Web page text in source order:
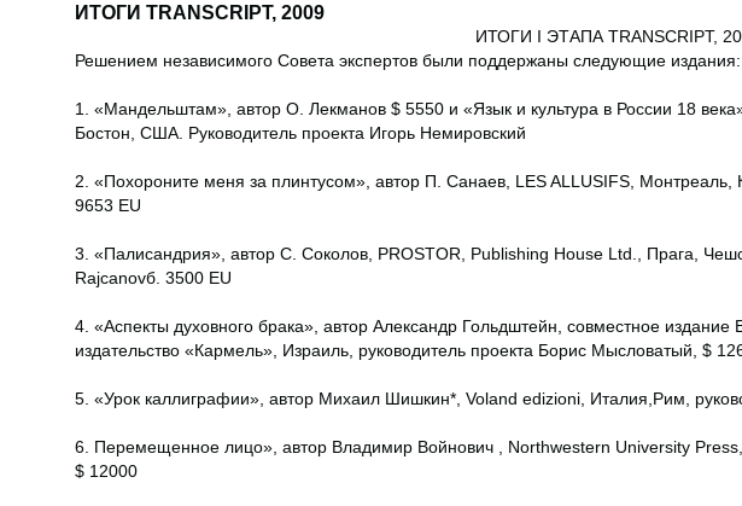
ИТОГИ TRANSCRIPT, 2009
ИТОГИ I ЭТАПА TRANSCRIPT,
Решением независимого Совета экспертов были поддержаны следующие издания:
1. «Мандельштам», автор О. Лекманов $ 5550 и «Язык и культура в России 18
Бостон, США. Руководитель проекта Игорь Немировский
2. «Похороните меня за плинтусом», автор П. Санаев, LES ALLUSIFS, Монтреаль,
9653 EU
3. «Палисандрия», автор С. Соколов, PROSTOR, Publishing House Ltd., Прага,
Rajcanovб. 3500 EU
4. «Аспекты духовного брака», автор Александр Гольдштейн, совместное издание
издательство «Кармель», Израиль, руководитель проекта Борис Мысловатый, $
5. «Урок каллиграфии», автор Михаил Шишкин*, Voland edizioni, Италия,Рим,
6. Перемещенное лицо», автор Владимир Войнович , Northwestern University Press,
$ 12000